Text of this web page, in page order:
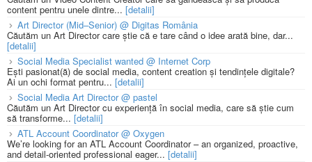
content pentru unele dintre... [detalii]
Art Director (Mid–Senior) @ Digitas România
Căutăm un Art Director care știe că e tare când o idee arată bine, dar...
[detalii]
Social Media Specialist wanted @ Internet Corp
Ești pasionat(ă) de social media, content creation și tendințele digitale?
Ai un ochi format pentru... [detalii]
Social Media Art Director @ pastel
Căutăm un Art Director cu experiență în social media, care să știe cum
să transforme... [detalii]
ATL Account Coordinator @ Oxygen
We’re looking for an ATL Account Coordinator – an organized, proactive,
and detail-oriented professional eager... [detalii]